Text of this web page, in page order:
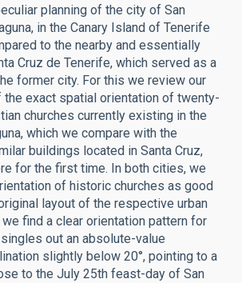
planning of the city of San
in the Canary Island of Tenerife
to the nearby and essentially
Cruz de Tenerife, which served as a
former city. For this we review our
exact spatial orientation of twenty-
churches currently existing in the
which we compare with the
buildings located in Santa Cruz,
for the first time. In both cities, we
of historic churches as good
layout of the respective urban
find a clear orientation pattern for
out an absolute-value
slightly below 20°, pointing to a
to the July 25th feast-day of San